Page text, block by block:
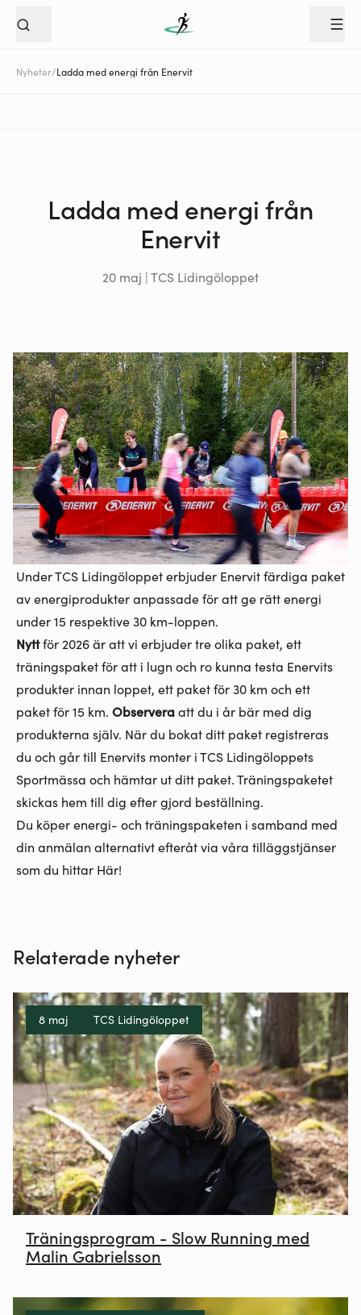
Nyheter/Ladda med energi från Enervit
Ladda med energi från
Enervit
20 maj | TCS Lidingöloppet
Under TCS Lidingöloppet erbjuder Enervit färdiga paket
av energiprodukter anpassade för att ge rätt energi
under 15 respektive 30 km-loppen.
Nyttför 2026 är att vi erbjuder tre olika paket, ett
träningspaket för att i lugn och ro kunna testa Enervits
produkter innan loppet, ett paket för 30 km och ett
paket för 15 km. Observeraatt du i år bär med dig
produkterna själv. När du bokat ditt paket registreras
du och går till Enervits monter i TCS Lidingöloppets
Sportmässa och hämtar ut ditt paket. Träningspaketet
skickas hem till dig efter gjord beställning.
Du köper energi- och träningspaketen i samband med
din anmälan alternativt efteråt via våra tilläggstjänser
som du hittar Här!
Relaterade nyheter
8 maj TCS Lidingöloppet
Träningsprogram - Slow Running med
Malin Gabrielsson